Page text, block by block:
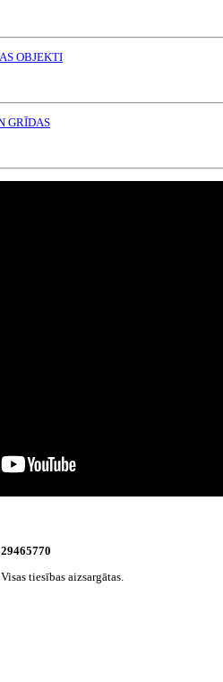
OBJEKTI
GRĪDAS
tiesības aizsargātas.